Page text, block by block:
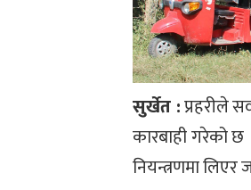
सुर्खेत :प्रहरीले
कारबाही गरेको
नियन्त्रणमा लिएर